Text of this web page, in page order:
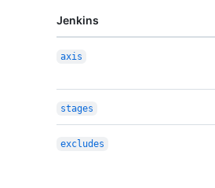
Jenkins
axis
stages
excludes